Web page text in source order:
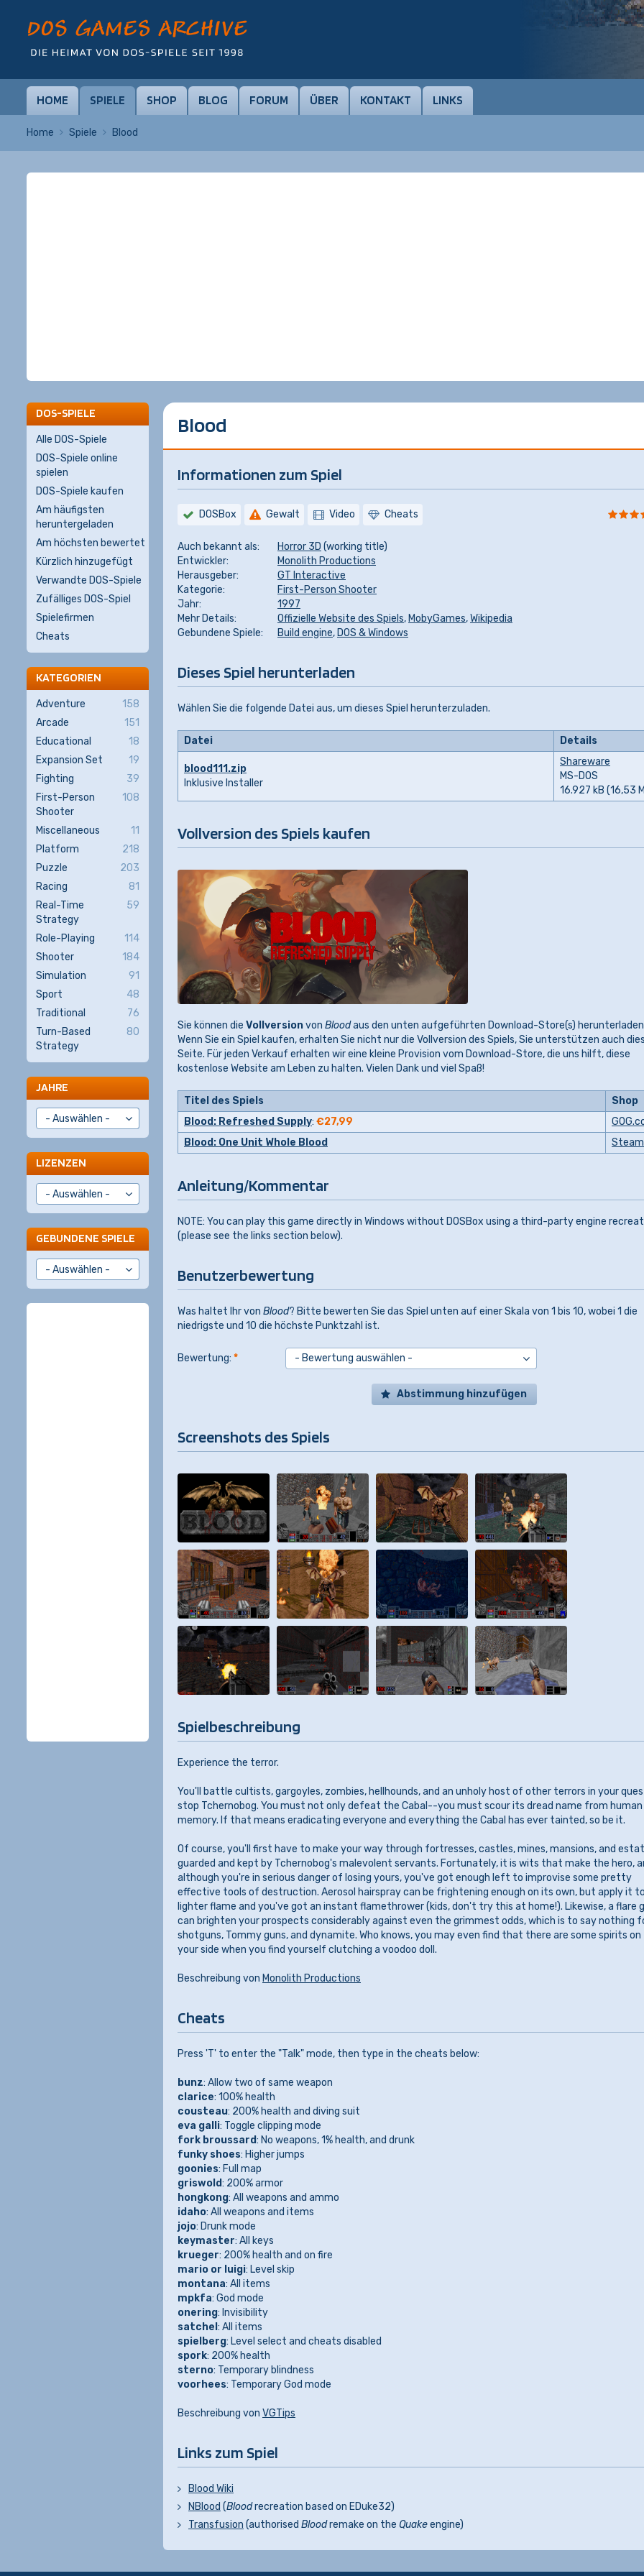
HOME SPIELE SHOP BLOG FORUM ÜBER KONTAKT LINKS
Home Spiele Blood
Blood
Informationen zum Spiel
DOSBox Gewalt Video Cheats
Auch bekannt als: Horror 3D (working title)
Entwickler:
Monolith Productions
Herausgeber:
GT Interactive
Kategorie:
First-Person Shooter
Jahr:
1997
Mehr Details:
Offizielle Website des Spiels, MobyGames,Wikipedia
Gebundene Spiele:
Build engine, DOS & Windows
Dieses Spiel herunterladen
Wählen Sie die folgende Datei aus, um dieses Spiel herunterzuladen.
Datei Details
blood111.zip
Inklusive Installer
Shareware
MS-DOS
16.927 kB (16,53
Vollversion des Spiels kaufen
Sie können die Vollversionvon Bloodaus den unten aufgeführten Download-Store(s)
Wenn Sie ein Spiel kaufen, erhalten Sie nicht nur die Vollversion des Spiels, Sie unterstützen auch
Seite. Für jeden Verkauf erhalten wir eine kleine Provision vom Download-Store, die uns hilft, diese
kostenlose Website am Leben zu halten. Vielen Dank und viel Spaß!
Titel des Spiels
Shop
Blood: Refreshed Supply: €27,99
Blood: One Unit Whole Blood
Steam
Anleitung/Kommentar
NOTE: You can play this game directly in Windows without DOSBox using a third-party engine
(please see the links section below).
Benutzerbewertung
Was haltet Ihr von Blood? Bitte bewerten Sie das Spiel unten auf einer Skala von 1 bis 10, wobei 1 die
niedrigste und 10 die höchste Punktzahl ist.
Bewertung: *
Abstimmung hinzufügen
Screenshots des Spiels
Spielbeschreibung
Experience the terror.
You'll battle cultists, gargoyles, zombies, hellhounds, and an unholy host of other terrors in your
stop Tchernobog. You must not only defeat the Cabal--you must scour its dread name from human
memory. If that means eradicating everyone and everything the Cabal has ever tainted, so be it.
Of course, you'll first have to make your way through fortresses, castles, mines, mansions, and
guarded and kept by Tchernobog's malevolent servants. Fortunately, it is wits that make the hero,
although you're in serious danger of losing yours, you've got enough left to improvise some pretty
effective tools of destruction. Aerosol hairspray can be frightening enough on its own, but apply it
lighter flame and you've got an instant flamethrower (kids, don't try this at home!). Likewise, a flare
can brighten your prospects considerably against even the grimmest odds, which is to say nothing
shotguns, Tommy guns, and dynamite. Who knows, you may even find that there are some spirits on
your side when you find yourself clutching a voodoo doll.
Beschreibung von Monolith Productions
Cheats
Press 'T' to enter the "Talk" mode, then type in the cheats below:
bunz: Allow two of same weapon
clarice: 100% health
cousteau: 200% health and diving suit
eva galli: Toggle clipping mode
fork broussard: No weapons, 1% health, and drunk
funky shoes: Higher jumps
goonies: Full map
griswold: 200% armor
hongkong: All weapons and ammo
idaho: All weapons and items
jojo: Drunk mode
keymaster: All keys
krueger: 200% health and on fire
mario or luigi: Level skip
montana: All items
mpkfa: God mode
onering: Invisibility
satchel : All items
spielberg: Level select and cheats disabled
spork: 200% health
sterno: Temporary blindness
voorhees: Temporary God mode
Beschreibung von VGTips
Links zum Spiel
Blood Wiki
NBlood (Bloodrecreation based on EDuke32)
Transfusion (authorised Bloodremake on the Quakeengine)
DOS-SPIELE
Alle DOS-Spiele
DOS-Spiele online
spielen
DOS-Spiele kaufen
Am häufigsten
heruntergeladen
Am höchsten bewertet
Kürzlich hinzugefügt
Verwandte DOS-Spiele
Zufälliges DOS-Spiel
Spielefirmen
Cheats
KATEGORIEN
Adventure
158
Arcade
151
Educational
18
Expansion Set
19
Fighting
39
First-Person
Shooter
108
Miscellaneous
11
Platform
218
Puzzle
203
Racing
81
Real-Time
Strategy
59
Role-Playing
114
Shooter
184
Simulation
91
Sport
48
Traditional
76
Turn-Based
Strategy
80
JAHRE
LIZENZEN
GEBUNDENE SPIELE